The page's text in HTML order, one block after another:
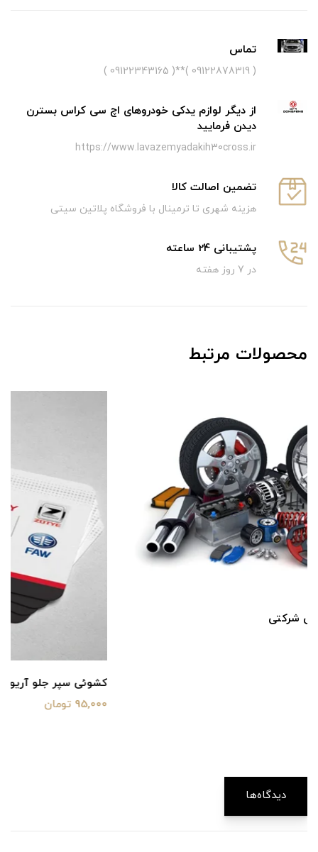
تماس
( 09122878319 )**( 09122343165 )
از دیگر لوازم یدکی خودروهای اچ سی کراس بسترن
دیدن فرمایید
https://www.lavazemyadakih30cross.ir
تضمین اصالت کالا
هزینه شهری تا ترمینال با فروشگاه پلاتین سیتی
پشتیبانی 24 ساعته
در 7 روز هفته
محصولات مرتبط
دیدگاه‌ها